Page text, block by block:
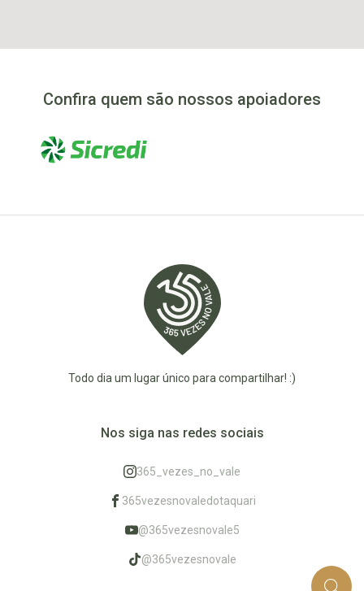
Confira quem são nossos apoiadores
Todo dia um lugar único para compartilhar! :)
Nos siga nas redes sociais
365_vezes_no_vale
365vezesnovaledotaquari
@365vezesnovale5
@365vezesnovale